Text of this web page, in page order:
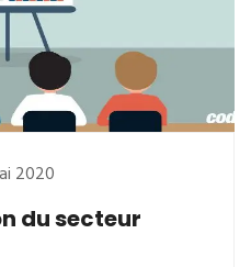
2020
du secteur